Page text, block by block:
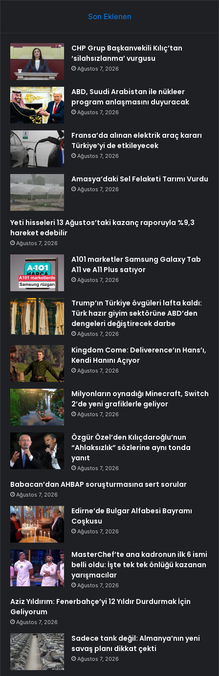
Son Eklenen
CHP Grup Başkanvekili Kılıç’tan
‘silahsızlanma’ vurgusu
Ağustos 7, 2026
ABD, Suudi Arabistan ile nükleer
program anlaşmasını duyuracak
Ağustos 7, 2026
Fransa’da alınan elektrik araç kararı
Türkiye’yi de etkileyecek
Ağustos 7, 2026
Amasya’daki Sel Felaketi Tarımı Vurdu
Ağustos 7, 2026
Yeti hisseleri 13 Ağustos’taki kazanç raporuyla %9,3
hareket edebilir
Ağustos 7, 2026
A101 marketler Samsung Galaxy Tab
A11 ve A11 Plus satıyor
Ağustos 7, 2026
Trump’ın Türkiye övgüleri lafta kaldı:
Türk hazır giyim sektörüne ABD’den
dengeleri değiştirecek darbe
Ağustos 7, 2026
Kingdom Come: Deliverence’ın Hans’ı,
Kendi Hanını Açıyor
Ağustos 7, 2026
Milyonların oynadığı Minecraft, Switch
2’de yeni grafiklerle geliyor
Ağustos 7, 2026
Özgür Özel’den Kılıçdaroğlu’nun
“Ahlaksızlık” sözlerine aynı tonda
yanıt
Ağustos 7, 2026
Babacan’dan AHBAP soruşturmasına sert sorular
Ağustos 7, 2026
Edirne’de Bulgar Alfabesi Bayramı
Coşkusu
Ağustos 7, 2026
MasterChef’te ana kadronun ilk 6 ismi
belli oldu: İşte tek tek önlüğü kazanan
yarışmacılar
Ağustos 7, 2026
Aziz Yıldırım: Fenerbahçe’yi 12 Yıldır Durdurmak İçin
Geliyorum
Ağustos 7, 2026
Sadece tank değil: Almanya’nın yeni
savaş planı dikkat çekti
Ağustos 7, 2026